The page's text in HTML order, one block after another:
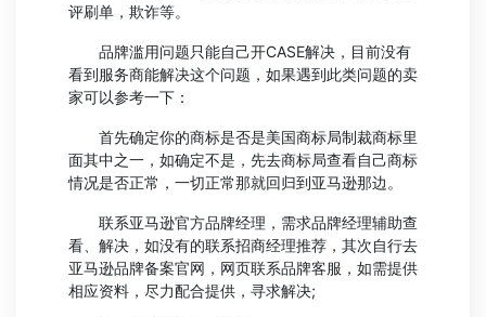
评刷单，欺诈等。
品牌滥用问题只能自己开CASE解决，目前没有
看到服务商能解决这个问题，如果遇到此类问题的卖
家可以参考一下：
首先确定你的商标是否是美国商标局制裁商标里
面其中之一，如确定不是，先去商标局查看自己商标
情况是否正常，一切正常那就回归到亚马逊那边。
联系亚马逊官方品牌经理，需求品牌经理辅助查
看、解决，如没有的联系招商经理推荐，其次自行去
亚马逊品牌备案官网，网页联系品牌客服，如需提供
相应资料，尽力配合提供，寻求解决;